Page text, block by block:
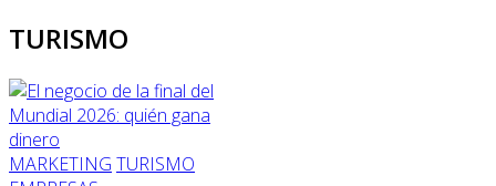
TURISMO
MARKETING TURISMO